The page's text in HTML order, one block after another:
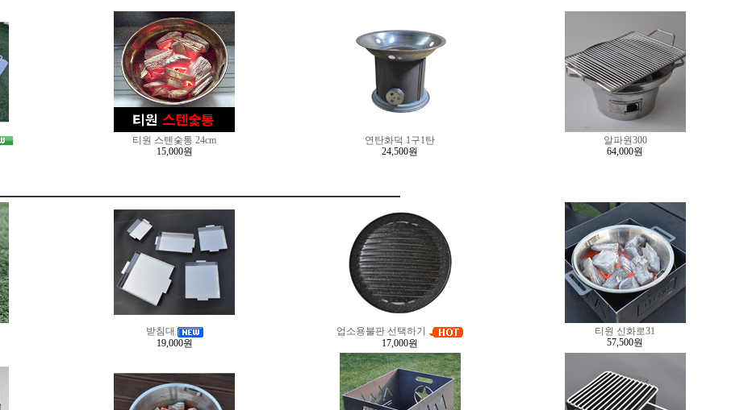
티원 스텐숯통 24cm
15,000원
연탄화덕 1구1탄
24,500원
알파원300
64,000원
받침대
19,000원
업소용불판 선택하기
17,000원
티원 신화로31
57,500원